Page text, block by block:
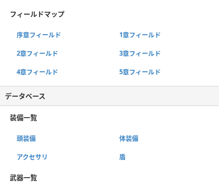
フィールドマップ
序章フィールド 1章フィールド
2章フィールド 3章フィールド
4章フィールド 5章フィールド
データベース
装備一覧
頭装備 体装備
アクセサリ 盾
武器一覧